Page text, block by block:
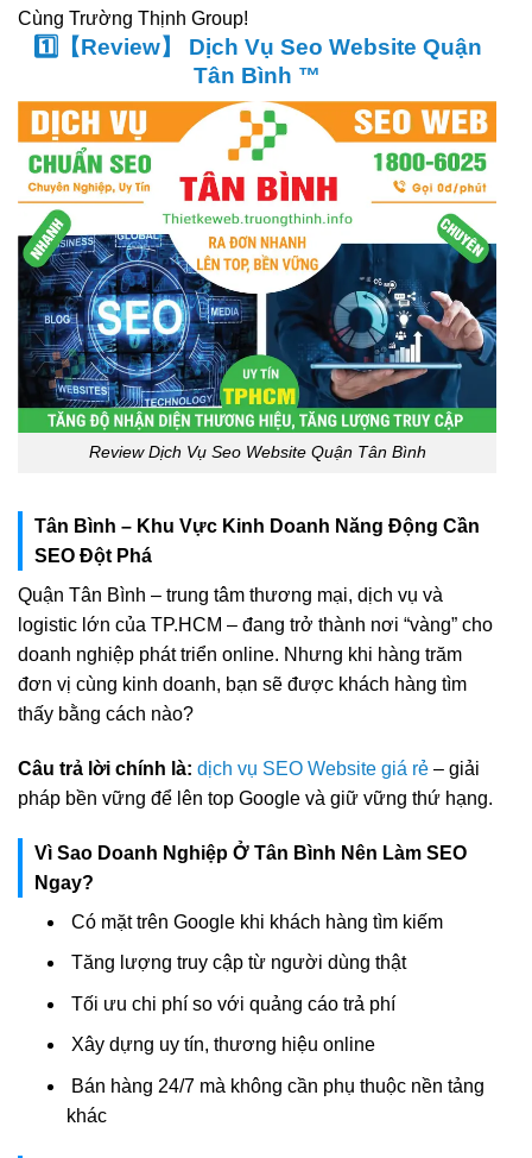
Cùng Trường Thịnh Group!
1️⃣【Review】 Dịch Vụ Seo Website Quận
Tân Bình ™
Review Dịch Vụ Seo Website Quận Tân Bình
Tân Bình – Khu Vực Kinh Doanh Năng Động Cần
SEO Đột Phá
Quận Tân Bình – trung tâm thương mại, dịch vụ và
logistic lớn của TP.HCM – đang trở thành nơi “vàng” cho
doanh nghiệp phát triển online. Nhưng khi hàng trăm
đơn vị cùng kinh doanh, bạn sẽ được khách hàng tìm
thấy bằng cách nào?
Câu trả lời chính là: dịch vụ SEO Website giá rẻ – giải
pháp bền vững để lên top Google và giữ vững thứ hạng.
Vì Sao Doanh Nghiệp Ở Tân Bình Nên Làm SEO
Ngay?
Có mặt trên Google khi khách hàng tìm kiếm
Tăng lượng truy cập từ người dùng thật
Tối ưu chi phí so với quảng cáo trả phí
Xây dựng uy tín, thương hiệu online
Bán hàng 24/7 mà không cần phụ thuộc nền tảng
khác